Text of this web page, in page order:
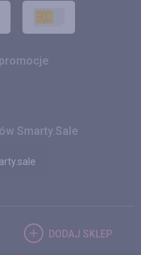
Smarty.Sale
DODAJ SKLEP